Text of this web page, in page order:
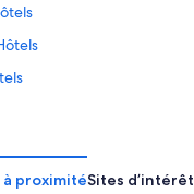
à proximitéSites d’intérêt